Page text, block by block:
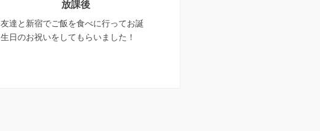
放課後
友達と新宿でご飯を食べに行ってお誕
生日のお祝いをしてもらいました！